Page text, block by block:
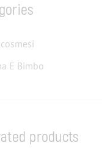
E Bimbo
products